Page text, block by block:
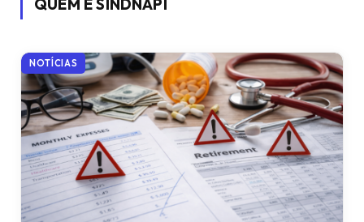
QUEM É SINDNAPI
NOTÍCIAS